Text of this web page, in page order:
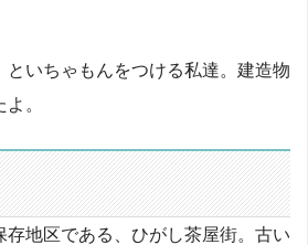
といちゃもんをつける私達。建造物
。
存地区である、ひがし茶屋街。古い